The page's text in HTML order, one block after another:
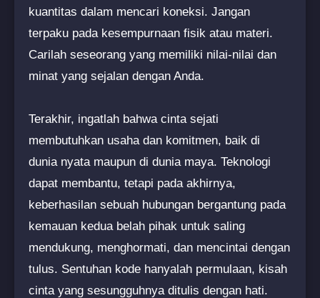
kuantitas dalam mencari koneksi. Jangan
terpaku pada kesempurnaan fisik atau materi.
Carilah seseorang yang memiliki nilai-nilai dan
minat yang sejalan dengan Anda.
Terakhir, ingatlah bahwa cinta sejati
membutuhkan usaha dan komitmen, baik di
dunia nyata maupun di dunia maya. Teknologi
dapat membantu, tetapi pada akhirnya,
keberhasilan sebuah hubungan bergantung pada
kemauan kedua belah pihak untuk saling
mendukung, menghormati, dan mencintai dengan
tulus. Sentuhan kode hanyalah permulaan, kisah
cinta yang sesungguhnya ditulis dengan hati.